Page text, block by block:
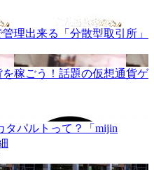
理出来る「分散型取引所」
稼ごう！話題の仮想通貨ゲ
タパルトって？「mijin